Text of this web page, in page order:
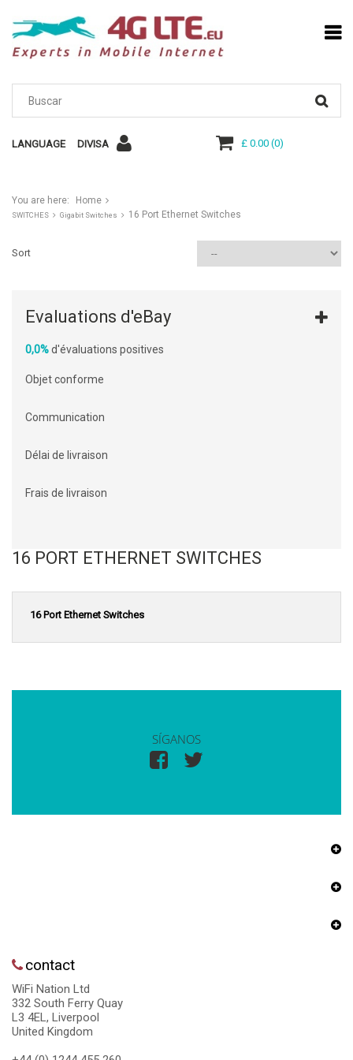
LANGUAGE DIVISA £ 0.00(0)
You are here: Home
SWITCHES Gigabit Switches 16 Port Ethernet Switches
Sort
Evaluations d'eBay
0,0%d'évaluations positives
Objet conforme
Communication
Délai de livraison
Frais de livraison
16 PORT ETHERNET SWITCHES
16 Port Ethernet Switches
SÍGANOS
contact
WiFi Nation Ltd
332 South Ferry Quay
L3 4EL, Liverpool
United Kingdom